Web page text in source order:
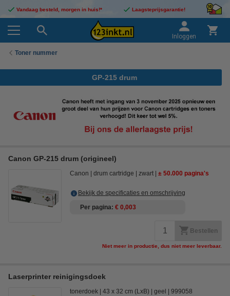
Vandaag besteld, morgen in huis!* Laagsteprijsgarantie!
Inloggen
Toner nummer
GP-215 drum
Canon GP-215 drum (origineel)
Canon drum cartridge zwart ± 50.000 pagina's
Bekijk de specificaties en omschrijving
Per pagina € 0,003
Bestellen
Niet meer in productie, dus niet meer leverbaar.
Laserprinter reinigingsdoek
tonerdoek 43 x 32 cm (LxB) geel 999058